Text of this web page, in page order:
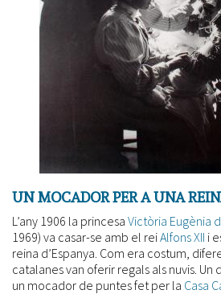
UN MOCADOR PER A UNA
L’any 1906 la princesa Victòria Eugènia
1969) va casar-se amb el reiAlfons XII i
reina d’Espanya. Com era costum,
catalanes van oferir regals als nuvis. Un
un mocador de puntes fet per la Casa